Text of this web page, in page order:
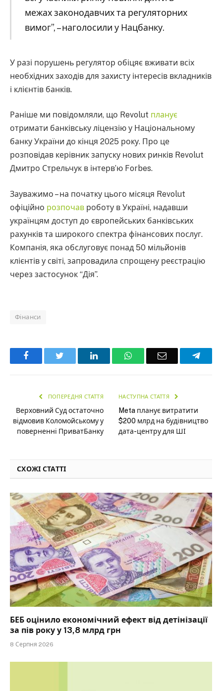
межах законодавчих та регуляторних
вимог”, – наголосили у Нацбанку.
У разі порушень регулятор обіцяє вживати всіх
необхідних заходів для захисту інтересів вкладників
і клієнтів банків.
Раніше ми повідомляли, що Revolut планує
отримати банківську ліцензію у Національному
банку України до кінця 2025 року. Про це
розповідав керівник запуску нових ринків Revolut
Дмитро Стрельчук в інтерв’ю Forbes.
Зауважимо – на початку цього місяця Revolut
офіційно розпочав роботу в Україні, надавши
українцям доступ до європейських банківських
рахунків та широкого спектра фінансових послуг.
Компанія, яка обслуговує понад 50 мільйонів
клієнтів у світі, запровадила спрощену реєстрацію
через застосунок “Дія”.
Фінанси
Facebook LinkedInWhatsAppEmail
ПОПЕРЕДНЯ СТАТТЯ
Верховний Суд остаточно
відмовив Коломойському у
поверненні ПриватБанку
НАСТУПНА СТАТТЯ
Meta планує витратити
$200 млрд на будівництво
дата-центру для ШІ
СХОЖІ СТАТТІ
БЕБ оцінило економічний ефект від детінізації
за пів року у 13,8 млрд грн
8 Серпня 2026